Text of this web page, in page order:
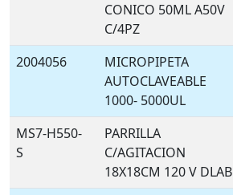
CONICO 50ML A50V
C/4PZ
2004056
MICROPIPETA
AUTOCLAVEABLE
1000- 5000UL
MS7-H550-
S
PARRILLA
C/AGITACION
18X18CM 120 V DLAB